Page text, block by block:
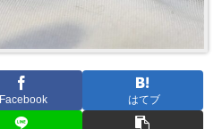
Facebook はてブ